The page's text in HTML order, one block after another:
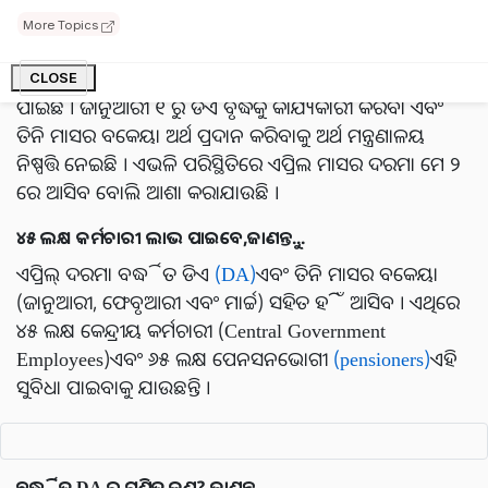
More Topics
CLOSE
ଗତ ମାସରେ, କର୍ମଚାରୀଙ୍କ ମହଙ୍ଗା ଭତ୍ତା (ଡିଏ) ଏବଂ କର୍ମଚାରୀଙ୍କ
କରାଯାଇଛି । ଏହା ପରେ ଏହା ୩୧ ପ୍ରତିଶତରୁ ୩୪ ପ୍ରତିଶତକୁ ବୃଦ୍ଧି
ପାଇଛି । ଜାନୁଆରୀ ୧ ରୁ ଡିଏ ବୃଦ୍ଧିକୁ କାର୍ଯ୍ୟକାରୀ କରିବା ଏବଂ
ତିନି ମାସର ବକେୟା ଅର୍ଥ ପ୍ରଦାନ କରିବାକୁ ଅର୍ଥ ମନ୍ତ୍ରଣାଳୟ
ନିଷ୍ପତ୍ତି ନେଇଛି । ଏଭଳି ପରିସ୍ଥିତିରେ ଏପ୍ରିଲ ମାସର ଦରମା ମେ ୨
ରେ ଆସିବ ବୋଲି ଆଶା କରାଯାଉଛି ।
୪୫ ଲକ୍ଷ କର୍ମଚାରୀ ଲାଭ ପାଇବେ,ଜାଣନ୍ତୁ...
ଏପ୍ରିଲ୍ ଦରମା ବର୍ଦ୍ଧିତ ଡିଏ (DA)ଏବଂ ତିନି ମାସର ବକେୟା
(ଜାନୁଆରୀ, ଫେବୃଆରୀ ଏବଂ ମାର୍ଚ୍ଚ) ସହିତ ହିଁ ଆସିବ । ଏଥିରେ
୪୫ ଲକ୍ଷ କେନ୍ଦ୍ରୀୟ କର୍ମଚାରୀ (Central Government
Employees)ଏବଂ ୬୫ ଲକ୍ଷ ପେନସନଭୋଗୀ (pensioners)ଏହି
ସୁବିଧା ପାଇବାକୁ ଯାଉଛନ୍ତି ।